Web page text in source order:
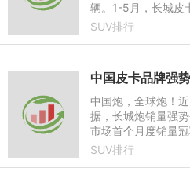
辆。1-5月，长城皮
增长14.8%。其中
SUV排行
中国炮，全球炮！
据，长城炮销量强
市场首个月度销量
反超，实现产品力
SUV排行